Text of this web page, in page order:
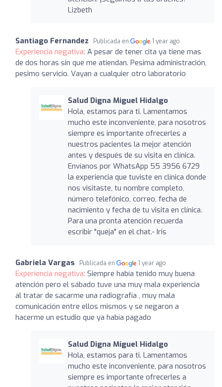
Lizbeth
Santiago Fernandez Publicada en 1 year ago
Experiencia negativa: A pesar de tener cita ya tiene mas
de dos horas sin que me atiendan. Pesima administración,
pesimo servicio. Vayan a cualquier otro laboratorio
Salud Digna Miguel Hidalgo
Hola, estamos para ti. Lamentamos
mucho este inconveniente, para nosotros
siempre es importante ofrecerles a
nuestros pacientes la mejor atención
antes y después de su visita en clínica.
Envíanos por WhatsApp 55 3956 6729
la experiencia que tuviste en clínica donde
nos visitaste, tu nombre completo,
número telefónico, correo, fecha de
nacimiento y fecha de tu visita en clínica.
Para una pronta atención recuerda
escribir "queja" en el chat.- Iris
Gabriela Vargas Publicada en 1 year ago
Experiencia negativa: Siempre había tenido muy buena
atención pero el sábado tuve una muy mala experiencia
al tratar de sacarme una radiografía , muy mala
comunicación entre ellos mismos y se negaron a
hacerme un estudio que ya había pagado
Salud Digna Miguel Hidalgo
Hola, estamos para ti. Lamentamos
mucho este inconveniente, para nosotros
siempre es importante ofrecerles a